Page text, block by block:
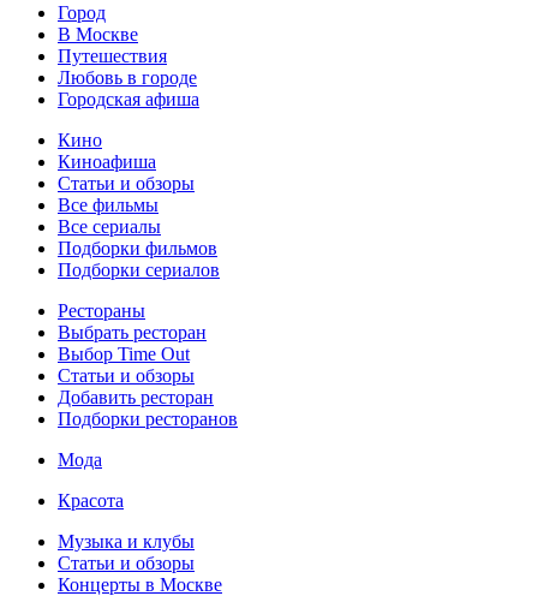
Город
В Москве
Путешествия
Любовь в городе
Городская афиша
Кино
Киноафиша
Статьи и обзоры
Все фильмы
Все сериалы
Подборки фильмов
Подборки сериалов
Рестораны
Выбрать ресторан
Выбор Time Out
Статьи и обзоры
Добавить ресторан
Подборки ресторанов
Мода
Красота
Музыка и клубы
Статьи и обзоры
Концерты в Москве